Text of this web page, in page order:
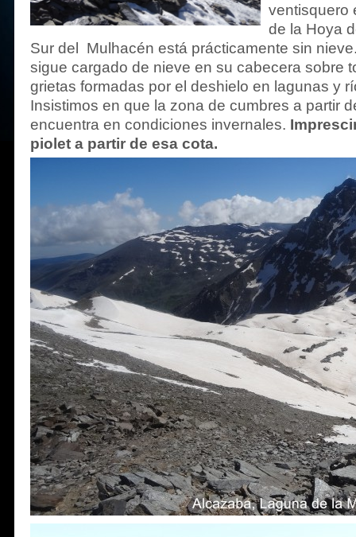
ventisquero
de la Hoya
Sur del Mulhacén está prácticamente sin
sigue cargado de nieve en su cabecera sobre
grietas formadas por el deshielo en lagunas y
Insistimos en que la zona de cumbres a partir
encuentra en condiciones invernales.
piolet a partir de esa cota.